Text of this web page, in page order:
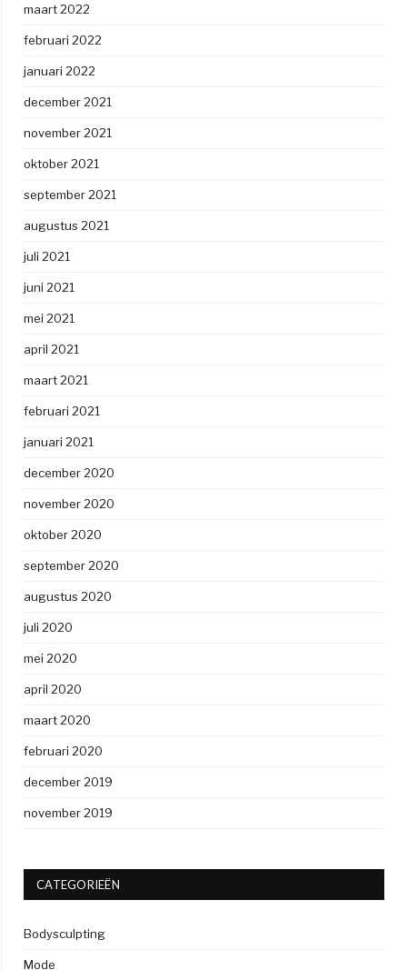
maart 2022
februari 2022
januari 2022
december 2021
november 2021
oktober 2021
september 2021
augustus 2021
juli 2021
juni 2021
mei 2021
april 2021
maart 2021
februari 2021
januari 2021
december 2020
november 2020
oktober 2020
september 2020
augustus 2020
juli 2020
mei 2020
april 2020
maart 2020
februari 2020
december 2019
november 2019
CATEGORIEËN
Bodysculpting
Mode